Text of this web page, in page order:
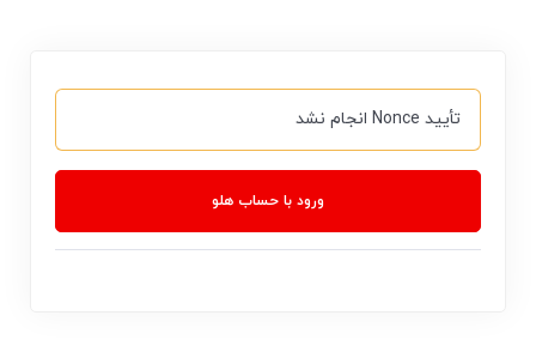
تأیید Nonce انجام نشد
ورود با حساب هلو